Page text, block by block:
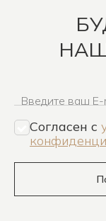
Введите ваш E-
Согласен c